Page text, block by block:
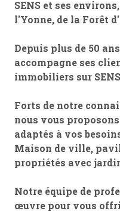
SENS et ses
l'Yonne, de la Forêt
Depuis plus de 50
accompagne ses
immobiliers sur
Forts de notre
nous vous
adaptés à vos
Maison de ville,
propriétés avec
Notre équipe de
œuvre pour vous